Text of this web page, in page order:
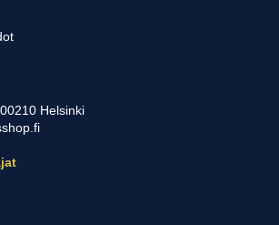
Helsinki